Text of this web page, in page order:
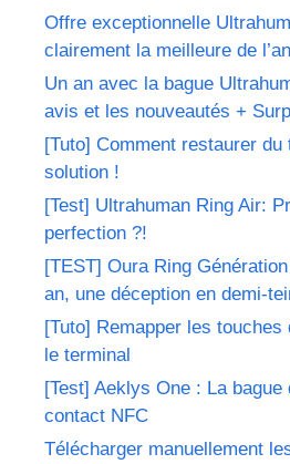
Offre exceptionnelle
clairement la meilleure de
Un an avec la bague
avis et les nouveautés +
[Tuto] Comment restaurer
solution !
[Test] Ultrahuman Ring Air:
perfection ?!
[TEST] Oura Ring
an, une déception en demi-
[Tuto] Remapper les
le terminal
[Test] Aeklys One : La bague
contact NFC
Télécharger manuellement